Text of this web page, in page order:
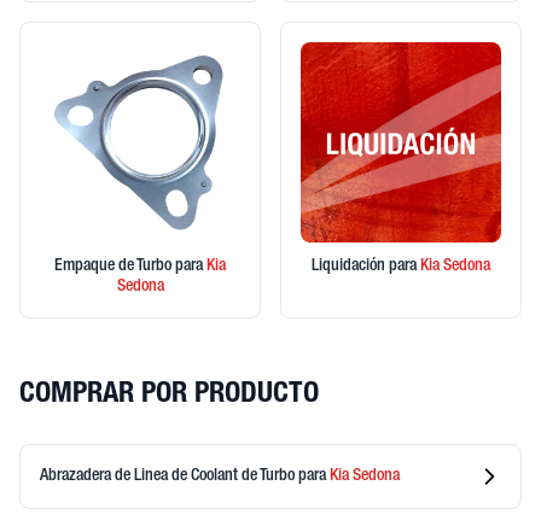
Empaque de Turbo paraKia
Sedona
Liquidación paraKiaSedona
COMPRAR POR PRODUCTO
Abrazadera de Linea de Coolant de Turbo para KiaSedona